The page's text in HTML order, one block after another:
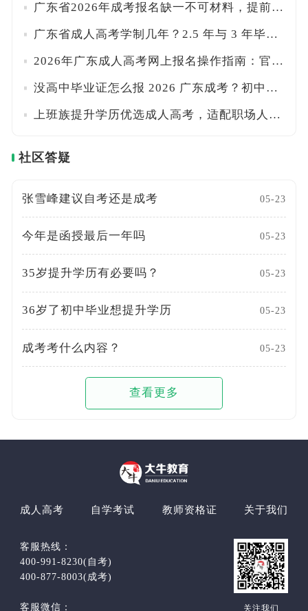
广东省2026年成考报名缺一不可材料，提前准备避免报名失败
广东省成人高考学制几年？2.5 年与 3 年毕业区别对比
2026年广东成人高考网上报名操作指南：官网入口与填报细节详解
没高中毕业证怎么报 2026 广东成考？初中同等学力报考要求
上班族提升学历优选成人高考，适配职场人的核心优势在哪
社区答疑
张雪峰建议自考还是成考 05-23
今年是函授最后一年吗 05-23
35岁提升学历有必要吗？ 05-23
36岁了初中毕业想提升学历 05-23
成考考什么内容？ 05-23
查看更多
成人高考 自学考试 教师资格证 关于我们
客服热线：
400-991-8230(自考)
400-877-8003(成考)
客服微信： 关注我们